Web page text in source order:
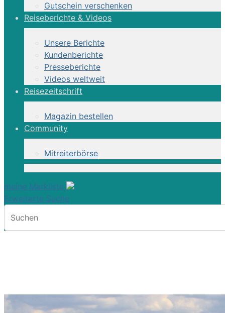
Gutschein verschenken
Reiseberichte & Videos
Unsere Berichte
Kundenberichte
Presseberichte
Videos weltweit
Reisezeitschrift
Magazin bestellen
Community
Mitreiterbörse
meine Merkliste
Erweiterte Suche